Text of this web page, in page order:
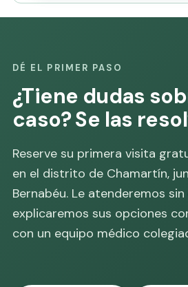
DÉ EL PRIMER PASO
¿Tiene dudas
caso? Se las
Reserve su primera visita
en el distrito de Chamartín,
Bernabéu. Le atenderemos
explicaremos sus opciones
con un equipo médico